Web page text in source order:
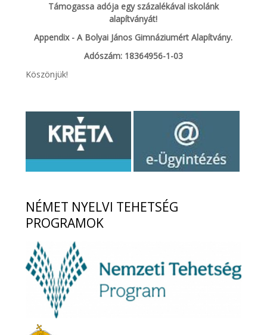
Támogassa adója egy százalékával iskolánk
alapítványát!
Appendix - A Bolyai János Gimnáziumért Alapítvány.
Adószám: 18364956-1-03
Köszönjük!
NÉMET NYELVI TEHETSÉG
PROGRAMOK